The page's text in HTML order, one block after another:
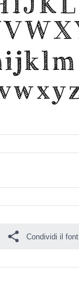
Condividi il font